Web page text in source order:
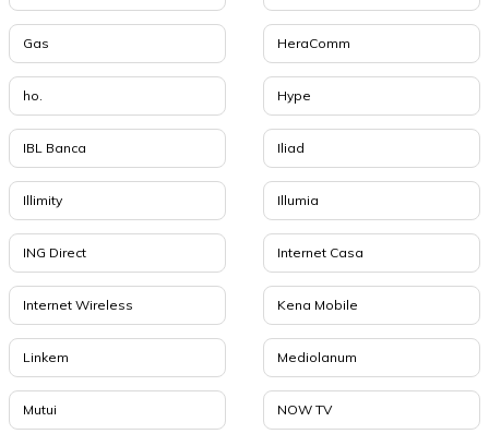
Gas HeraComm
ho. Hype
IBL Banca Iliad
Illimity Illumia
ING Direct Internet Casa
Internet Wireless Kena Mobile
Linkem Mediolanum
Mutui NOW TV